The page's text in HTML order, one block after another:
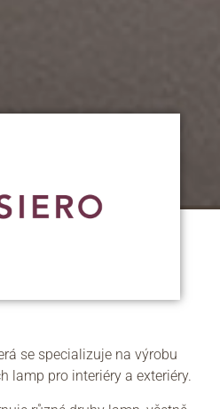
se specializuje na výrobu
lamp pro interiéry a exteriéry.